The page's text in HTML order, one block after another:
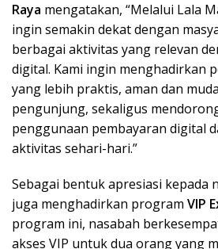
Raya mengatakan, “Melalui Lala
ingin semakin dekat dengan
berbagai aktivitas yang relevan
digital. Kami ingin menghadirkan
yang lebih praktis, aman dan
pengunjung, sekaligus
penggunaan pembayaran digital
aktivitas sehari-hari.”
Sebagai bentuk apresiasi kepada
juga menghadirkan program VIP
program ini, nasabah
akses VIP untuk dua orang yang